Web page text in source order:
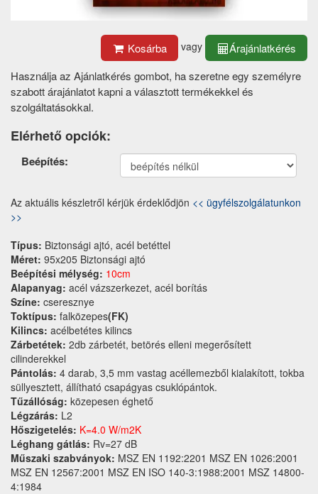
Kosárba vagy
Árajánlatkérés
Használja az Ajánlatkérés gombot, ha szeretne egy személyre
szabott árajánlatot kapni a választott termékekkel és
szolgáltatásokkal.
Elérhető opciók:
Termék
Beépítés:
Az aktuális készletről kérjük érdeklődjön << ügyfélszolgálatunkon
>>
Típus: Biztonsági ajtó, acél betéttel
Méret: 95x205 Biztonsági ajtó
Beépítési mélység: 10cm
Alapanyag: acél vázszerkezet, acél borítás
Színe: cseresznye
Toktípus: falközepes(FK)
Kilincs: acélbetétes kilincs
Zárbetétek: 2db zárbetét, betörés elleni megerősített
cilinderekkel
Pántolás: 4 darab, 3,5 mm vastag acéllemezből kialakított, tokba
süllyesztett, állítható csapágyas csuklópántok.
Tűzállóság: közepesen éghető
Légzárás: L2
Hőszigetelés: K=4.0 W/m2K
Léghang gátlás: Rv=27 dB
Műszaki szabványok: MSZ EN 1192:2201 MSZ EN 1026:2001
MSZ EN 12567:2001 MSZ EN ISO 140-3:1988:2001 MSZ 14800-
4:1984